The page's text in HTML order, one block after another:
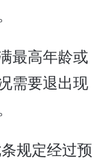
最高年龄或
需要退出现
规定经过预